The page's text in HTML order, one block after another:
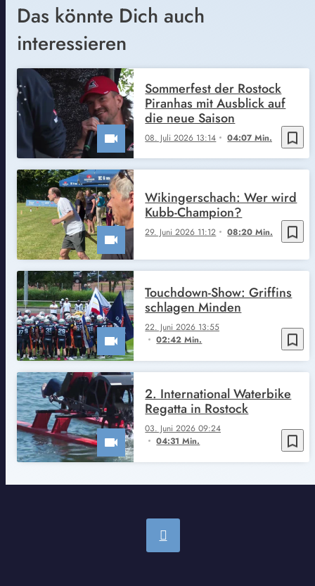
Das könnte Dich auch
interessieren
bookmark_border
08. Juli 2026 13:14 04:07 Min.
Sommerfest der Rostock
Piranhas mit Ausblick auf
die neue Saison
bookmark_border
29. Juni 2026 11:12 08:20 Min.
Wikingerschach: Wer wird
Kubb-Champion?
bookmark_border
22. Juni 2026 13:55
02:42 Min.
Touchdown-Show: Griffins
schlagen Minden
bookmark_border
03. Juni 2026 09:24
04:31 Min.
2. International Waterbike
Regatta in Rostock